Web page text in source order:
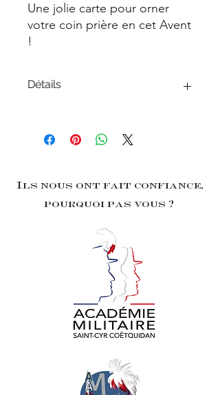
Une jolie carte pour orner
votre coin prière en cet Avent
!
Détails
Papier Texturé 250g
Ils nous ont fait confiance,
pourquoi pas vous ?